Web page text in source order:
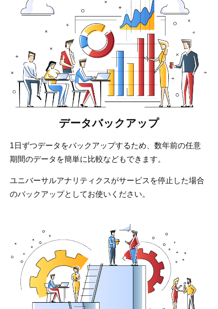
データバックアップ
1日ずつデータをバックアップするため、数年前の任意
期間のデータを簡単に比較などもできます。
ユニバーサルアナリティクスがサービスを停止した場合
のバックアップとしてお使いください。